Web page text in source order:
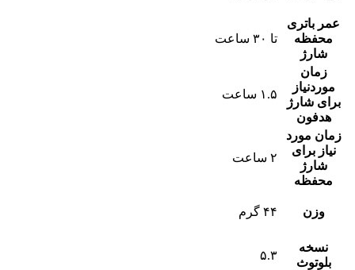
عمر باتری
محفظه
شارژ
تا ۳۰ ساعت
زمان
موردنیاز
برای شارژ
هدفون
۱.۵ ساعت
زمان مورد
نیاز برای
شارژ
محفظه
۲ ساعت
وزن ۴۴ گرم
نسخه
بلوتوث
۵.۳